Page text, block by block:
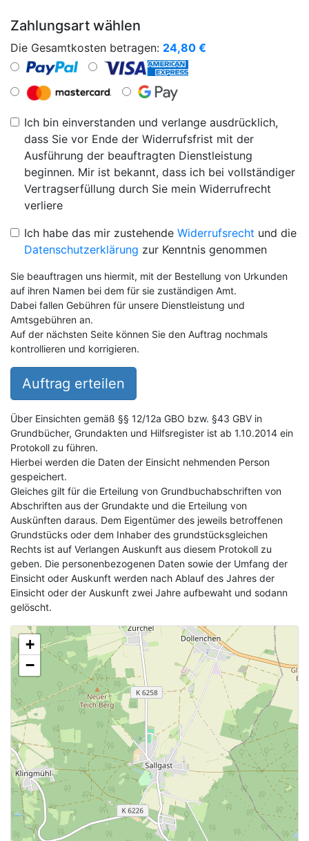
Zahlungsart wählen
Die Gesamtkosten betragen: 24,80 €
Ich bin einverstanden und verlange ausdrücklich,
dass Sie vor Ende der Widerrufsfrist mit der
Ausführung der beauftragten Dienstleistung
beginnen. Mir ist bekannt, dass ich bei vollständiger
Vertragserfüllung durch Sie mein Widerrufrecht
verliere
Ich habe das mir zustehende Widerrufsrecht und die
Datenschutzerklärung zur Kenntnis genommen
Sie beauftragen uns hiermit, mit der Bestellung von Urkunden
auf ihren Namen bei dem für sie zuständigen Amt.
Dabei fallen Gebühren für unsere Dienstleistung und
Amtsgebühren an.
Auf der nächsten Seite können Sie den Auftrag nochmals
kontrollieren und korrigieren.
Auftrag erteilen
Über Einsichten gemäß §§ 12/12a GBO bzw. §43 GBV in
Grundbücher, Grundakten und Hilfsregister ist ab 1.10.2014 ein
Protokoll zu führen.
Hierbei werden die Daten der Einsicht nehmenden Person
gespeichert.
Gleiches gilt für die Erteilung von Grundbuchabschriften von
Abschriften aus der Grundakte und die Erteilung von
Auskünften daraus. Dem Eigentümer des jeweils betroffenen
Grundstücks oder dem Inhaber des grundstücksgleichen
Rechts ist auf Verlangen Auskunft aus diesem Protokoll zu
geben. Die personenbezogenen Daten sowie der Umfang der
Einsicht oder Auskunft werden nach Ablauf des Jahres der
Einsicht oder der Auskunft zwei Jahre aufbewaht und sodann
gelöscht.
+
−